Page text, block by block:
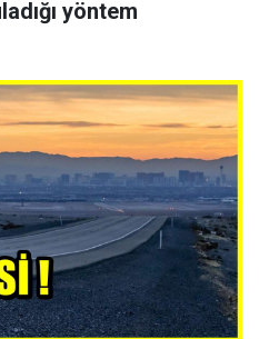
yöntem